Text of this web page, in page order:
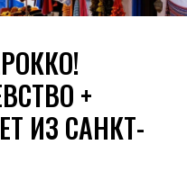
+
ИЗ САНКТ-